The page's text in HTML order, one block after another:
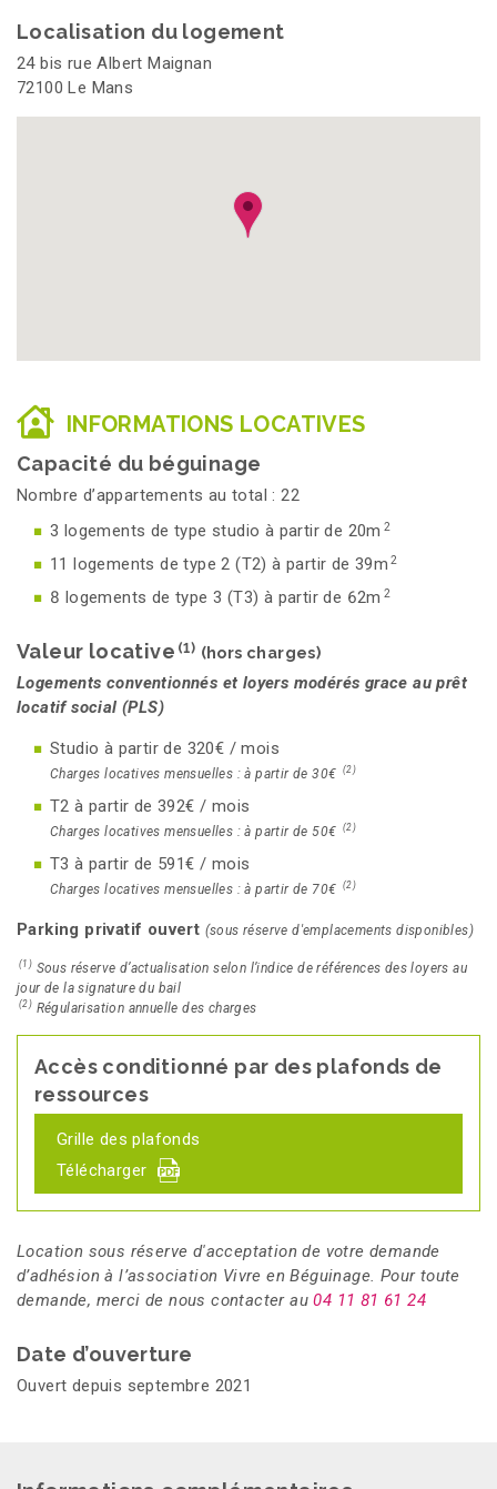
Localisation du logement
24 bis rue Albert Maignan
72100 Le Mans
INFORMATIONS LOCATIVES
Capacité du béguinage
Nombre d’appartements au total : 22
3 logements de type studio à partir de 20m 2
11 logements de type 2 (T2) à partir de 39m 2
8 logements de type 3 (T3) à partir de 62m 2
Valeur locative (1) (hors charges)
Logements conventionnés et loyers modérés grace au prêt
locatif social (PLS)
Studio à partir de 320€ / mois
Charges locatives mensuelles : à partir de 30€ (2)
T2 à partir de 392€ / mois
Charges locatives mensuelles : à partir de 50€ (2)
T3 à partir de 591€ / mois
Charges locatives mensuelles : à partir de 70€ (2)
Parking privatif ouvert (sous réserve d'emplacements disponibles)
(1) Sous réserve d’actualisation selon l’indice de références des loyers au
jour de la signature du bail
(2) Régularisation annuelle des charges
Accès conditionné par des plafonds de
ressources
Grille des plafonds
Télécharger
Location sous réserve d'acceptation de votre demande
d’adhésion à l’association Vivre en Béguinage. Pour toute
demande, merci de nous contacter au04 11 81 61 24
Date d’ouverture
Ouvert depuis septembre 2021